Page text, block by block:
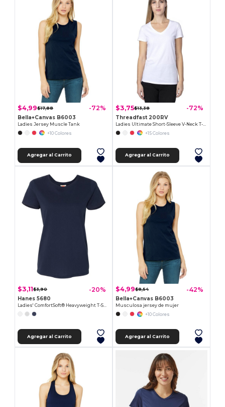
$4,99$17,88 -72%
Bella+Canvas B6003
Ladies Jersey Muscle Tank
+10 Colores
Agregar al Carrito
$3,75$13,38 -72%
Threadfast 200RV
+15 Colores
Agregar al Carrito
$3,11$3,90 -20%
Hanes 5680
Ladies' ComfortSoft® Heavyweight T-Shirt
Agregar al Carrito
$4,99$8,54 -42%
Bella+Canvas B6003
Musculosa jersey de mujer
+10 Colores
Agregar al Carrito